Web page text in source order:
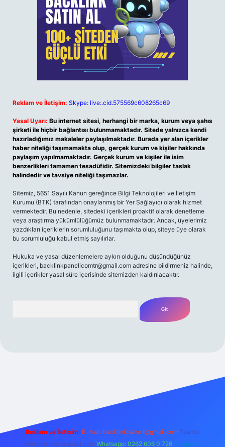
Reklam ve İletişim: Skype: live:.cid.575569c608265c69
Yasal Uyarı: Bu internet sitesi, herhangi bir marka, kurum veya şahıs
şirketi ile hiçbir bağlantısı bulunmamaktadır. Sitede yalnızca kendi
hazırladığımız makaleler paylaşılmaktadır. Burada yer alan içerikler
haber niteliği taşımamakta olup, gerçek kurum ve kişiler hakkında
paylaşım yapılmamaktadır. Gerçek kurum ve kişiler ile isim
benzerlikleri tamamen tesadüfidir. Sitemizdeki bilgiler taslak
halindedir ve tavsiye niteliği taşımazlar.
Sitemiz, 5651 Sayılı Kanun gereğince Bilgi Teknolojileri ve İletişim
Kurumu (BTK) tarafından onaylanmış bir Yer Sağlayıcı olarak hizmet
vermektedir. Bu nedenle, sitedeki içerikleri proaktif olarak denetleme
veya araştırma yükümlülüğümüz bulunmamaktadır. Ancak, üyelerimiz
yazdıkları içeriklerin sorumluluğunu taşımakta olup, siteye üye olarak
bu sorumluluğu kabul etmiş sayılırlar.
Hukuka ve yasal düzenlemelere aykırı olduğunu düşündüğünüz
içerikleri, backlinkpanelicomtr@gmail.com adresine bildirmeniz halinde,
ilgili içerikler yasal süre içerisinde sitemizden kaldırılacaktır.
m elexbet
Reklam ve İletişim: E-mail: backlinkpaneli@gmail.com Teams:
forumhizmeti@gmail.com Whatsapp: 0262 606 0 726 Telegram: